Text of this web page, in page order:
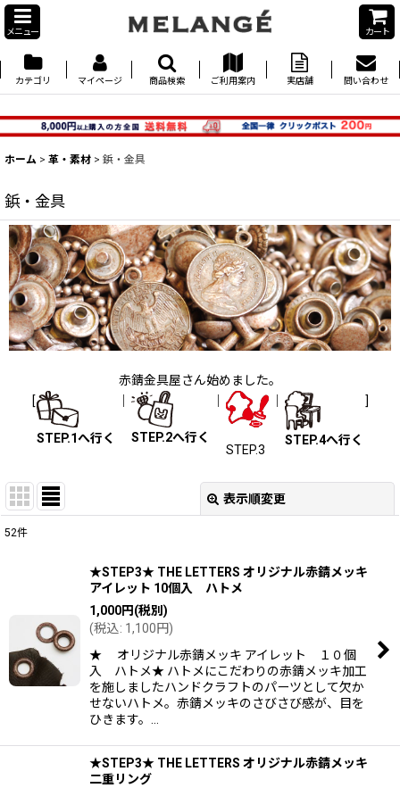
メニュー カート
カテゴリ マイページ 商品検索 ご利用案内 実店舗 問い合わせ
ホーム > 革・素材 > 鋲・金具
鋲・金具
赤錆金具屋さん始めました。
[
STEP.1へ行く STEP.2へ行く
STEP.3
STEP.4へ行く
]
表示順変更
絞り込む
52件
★STEP3★ THE LETTERS オリジナル赤錆メッキ
アイレット 10個入 ハトメ
1,000円(税別)
(税込: 1,100円)
★ オリジナル赤錆メッキ アイレット １０個
入 ハトメ★ ハトメにこだわりの赤錆メッキ加工
を施しましたハンドクラフトのパーツとして欠か
せないハトメ。赤錆メッキのさびさび感が、目を
ひきます。…
★STEP3★ THE LETTERS オリジナル赤錆メッキ
二重リング